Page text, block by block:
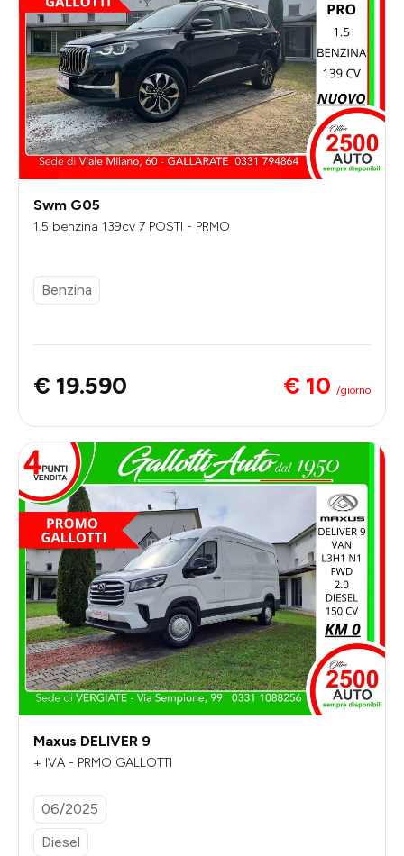
Swm G05
1.5 benzina 139cv 7 POSTI - PRMO
Benzina
€ 19.590 € 10 /giorno
Maxus DELIVER 9
+ IVA - PRMO GALLOTTI
06/2025
Diesel